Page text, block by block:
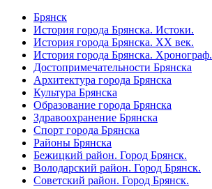
Брянск
История города Брянска. Истоки.
История города Брянска. XX век.
История города Брянска. Хронограф.
Достопримечательности Брянска
Архитектура города Брянска
Культура Брянска
Образование города Брянска
Здравоохранение Брянска
Спорт города Брянска
Районы Брянска
Бежицкий район. Город Брянск.
Володарский район. Город Брянск.
Советский район. Город Брянск.